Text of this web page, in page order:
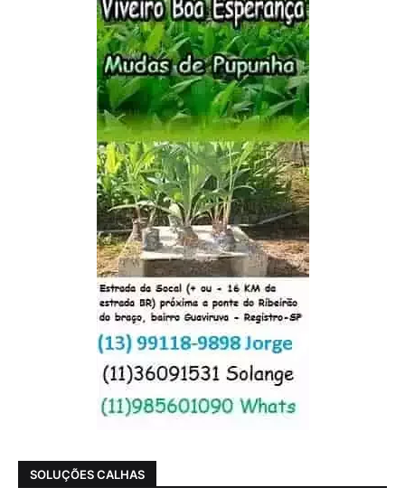
SOLUÇÕES CALHAS